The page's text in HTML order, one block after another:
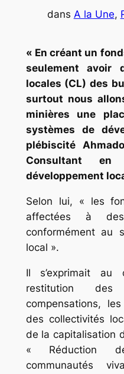
dans A la Une,
« En créant un
seulement avoir
locales (CL) des
surtout nous
minières une
systèmes de
plébiscité
Consultant en
développement
Selon lui, « les
affectées à
conformément au
local ».
Il s’exprimait au
restitution
compensations,
des collectivités
de la capitalisation
« Réduction
communautés